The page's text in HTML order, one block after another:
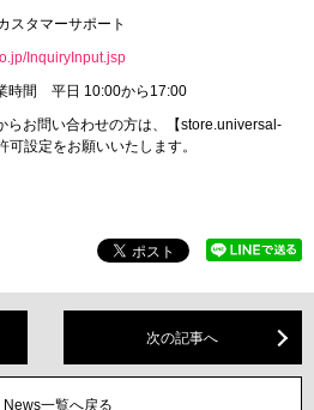
スタマーサポート
InquiryInput.jsp
時間 平日 10:00から17:00
らお問い合わせの方は、【store.universal-
設定をお願いいたします。
次の記事へ
News一覧へ戻る